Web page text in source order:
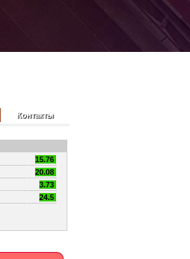
Контакты
15.76
20.08
3.73
24.5